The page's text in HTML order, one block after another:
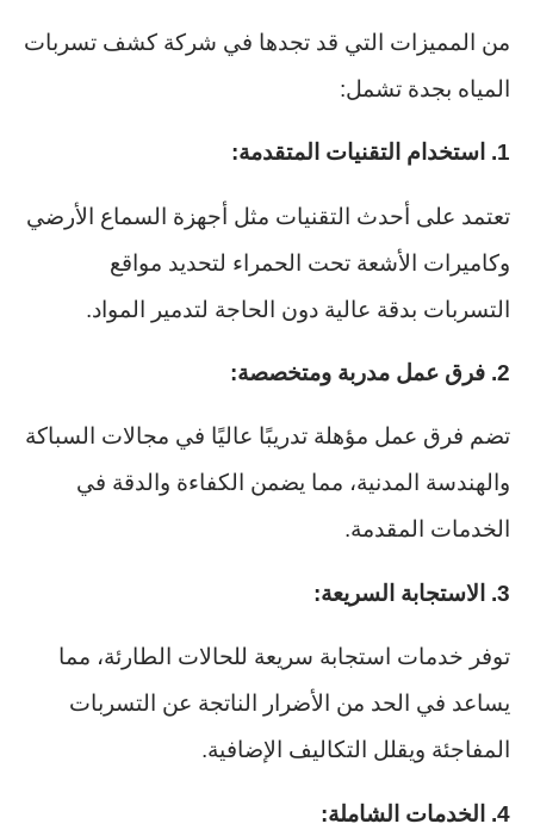
من المميزات التي قد تجدها في شركة كشف تسربات
المياه بجدة تشمل:
1. استخدام التقنيات المتقدمة:
تعتمد على أحدث التقنيات مثل أجهزة السماع الأرضي
وكاميرات الأشعة تحت الحمراء لتحديد مواقع
التسربات بدقة عالية دون الحاجة لتدمير المواد.
2. فرق عمل مدربة ومتخصصة:
تضم فرق عمل مؤهلة تدريبًا عاليًا في مجالات السباكة
والهندسة المدنية، مما يضمن الكفاءة والدقة في
الخدمات المقدمة.
3. الاستجابة السريعة:
توفر خدمات استجابة سريعة للحالات الطارئة، مما
يساعد في الحد من الأضرار الناتجة عن التسربات
المفاجئة ويقلل التكاليف الإضافية.
4. الخدمات الشاملة: